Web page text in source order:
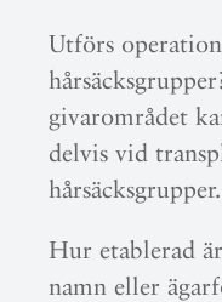
Utförs
givarområdet
delvis vid
hårsäcksgrupper.
Hur etablerad
namn eller